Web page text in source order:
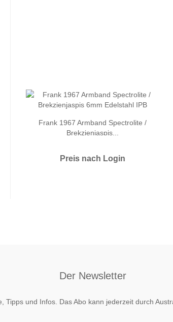
Frank 1967 Armband Spectrolite /
Brekzienjaspis...
Preis nach Login
Der Newsletter
Tipps und Infos. Das Abo kann jederzeit durch